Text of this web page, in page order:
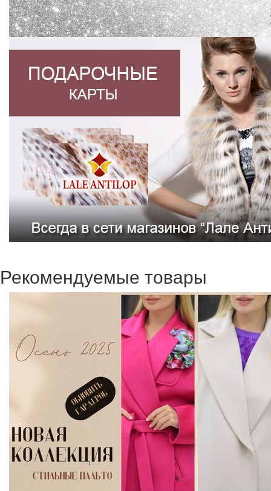
Рекомендуемые товары